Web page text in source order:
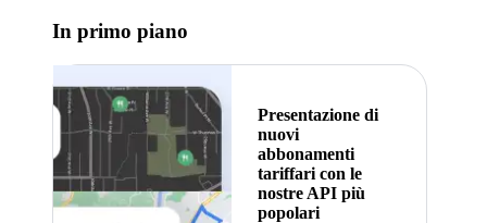
In primo piano
Presentazione di
nuovi
abbonamenti
tariffari con le
nostre API più
popolari